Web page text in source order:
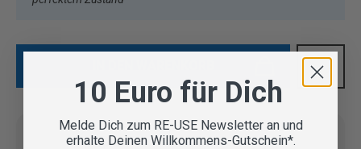
10 Euro für Dich
Melde Dich zum RE-USE Newsletter an und
erhalte Deinen Willkommens-Gutschein*.